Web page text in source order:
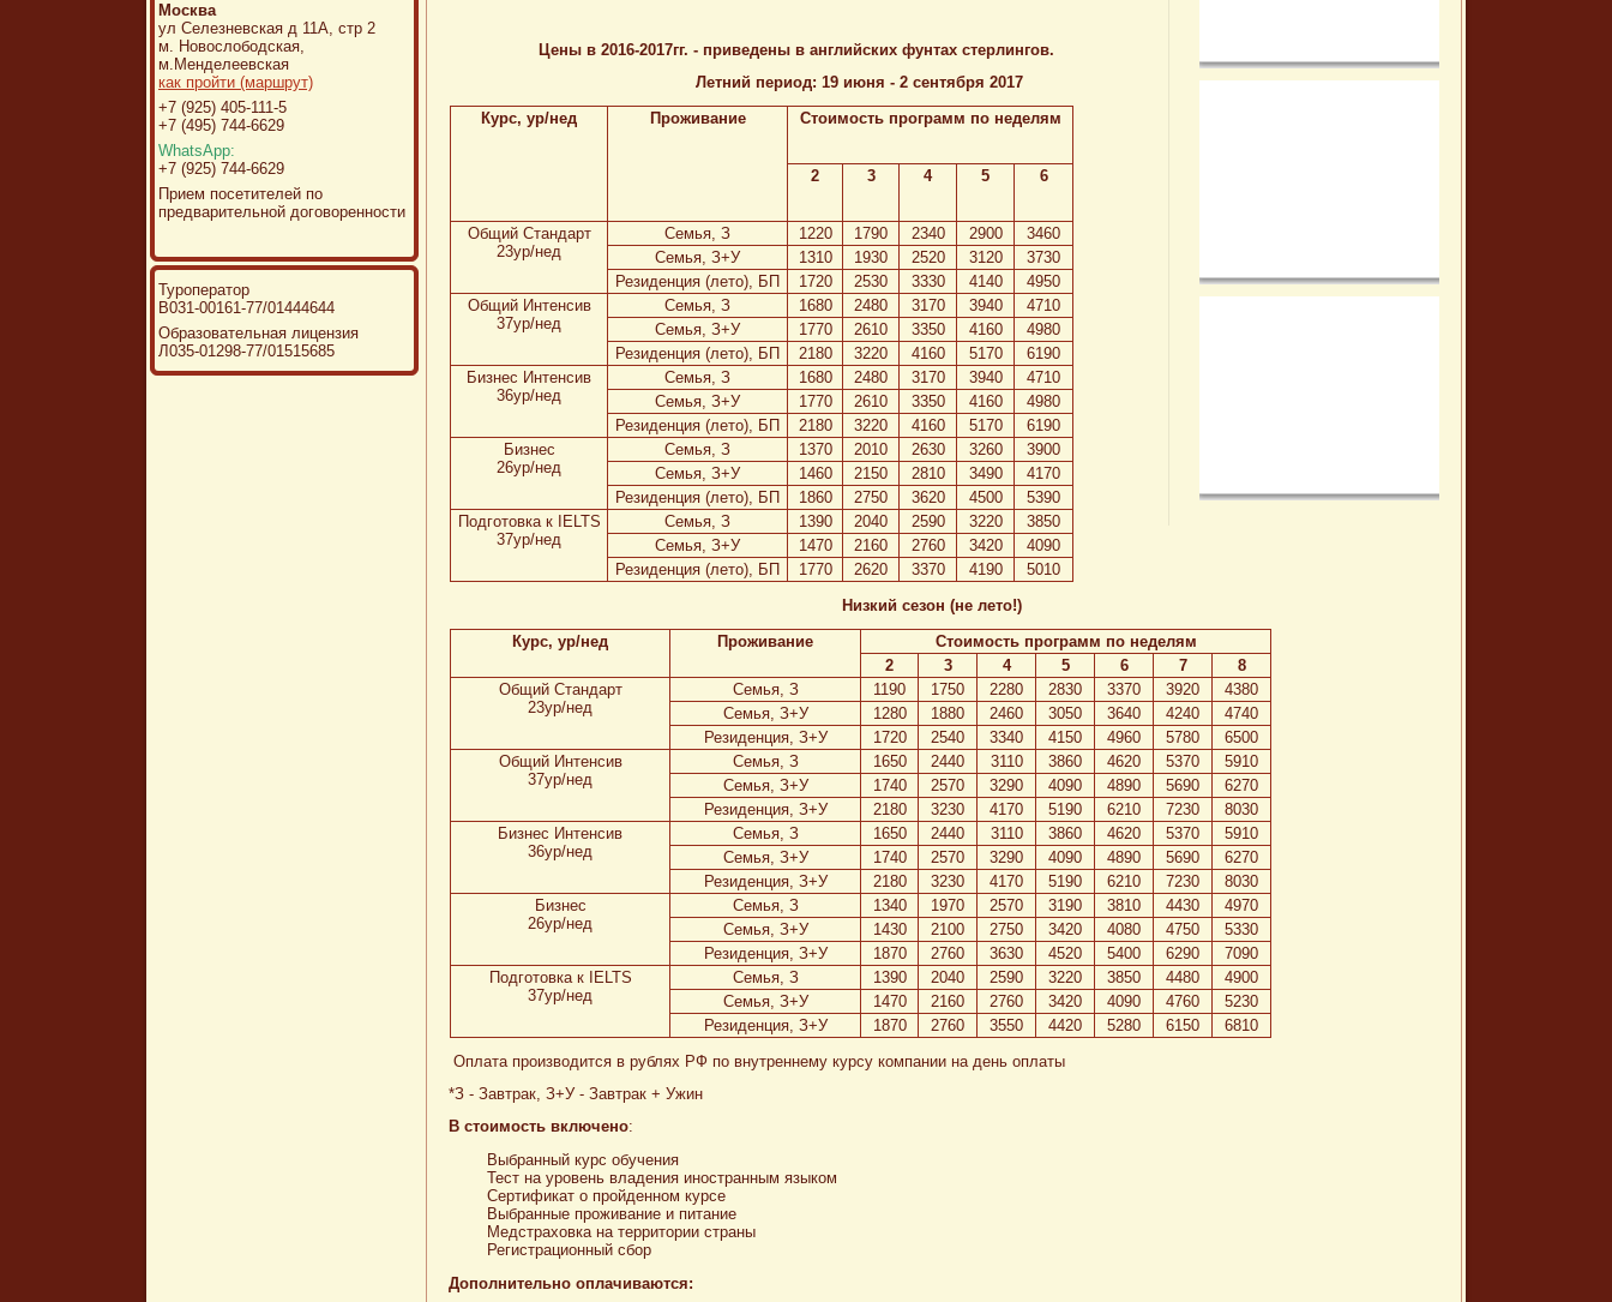
Москва
ул Селезневская д 11А, стр 2
м. Новослободская,
м.Менделеевская
как пройти (маршрут)
+7 (925) 405-111-5
+7 (495) 744-6629
WhatsApp:
+7 (925) 744-6629
Прием посетителей по
предварительной договоренности
Туроператор
В031-00161-77/01444644
Образовательная лицензия
Л035-01298-77/01515685
Цены в 2016-2017гг. - приведены в английских фунтах стерлингов.
Летний период: 19 июня - 2 сентября 2017
Курс, ур/нед
Проживание Стоимость программ по неделям
2 3 4 5 6
Общий Стандарт
23ур/нед
Семья, З 1220 1790 2340 2900
3460
Семья, З+У
1310 1930 2520 3120
3730
Резиденция (лето), БП
1720 2530 3330 4140
4950
Общий Интенсив
37ур/нед
Семья, З 1680 2480 3170 3940
4710
Семья, З+У
1770 2610 3350 4160
4980
Резиденция (лето), БП
2180 3220 4160 5170
6190
Бизнес Интенсив
36ур/нед
Семья, З 1680 2480 3170 3940
4710
Семья, З+У
1770 2610 3350 4160
4980
Резиденция (лето), БП
2180 3220 4160 5170
6190
Бизнес
26ур/нед
Семья, З 1370 2010 2630 3260
3900
Семья, З+У
1460 2150 2810 3490
4170
Резиденция (лето), БП
1860 2750 3620 4500
5390
Подготовка к IELTS
37ур/нед
Семья, З 1390 2040 2590 3220
3850
Семья, З+У
1470 2160 2760 3420
4090
Резиденция (лето), БП
1770 2620 3370 4190
5010
Низкий сезон (не лето!)
Курс, ур/нед
Проживание
Стоимость программ по неделям
2
3 4 5 6 7
8
Общий Стандарт
23ур/нед
Семья, З 1190 1750 2280 2830 3370 3920
4380
Семья, З+У
1280 1880 2460 3050 3640 4240
4740
Резиденция, З+У
1720 2540 3340 4150 4960 5780
6500
Общий Интенсив
37ур/нед
Семья, З 1650 2440 3110 3860 4620 5370
5910
Семья, З+У
1740 2570 3290 4090 4890 5690
6270
Резиденция, З+У
2180 3230 4170 5190 6210 7230
8030
Бизнес Интенсив
36ур/нед
Семья, З 1650 2440 3110 3860 4620 5370
5910
Семья, З+У
1740 2570 3290 4090 4890 5690
6270
Резиденция, З+У
2180 3230 4170 5190 6210 7230
8030
Бизнес
26ур/нед
Семья, З 1340 1970 2570 3190 3810 4430
4970
Семья, З+У
1430 2100 2750 3420 4080 4750
5330
Резиденция, З+У
1870 2760 3630 4520 5400 6290
7090
Подготовка к IELTS
37ур/нед
Семья, З 1390 2040 2590 3220 3850 4480
4900
Семья, З+У
1470 2160 2760 3420 4090 4760
5230
Резиденция, З+У
1870 2760 3550 4420 5280 6150
6810
Оплата производится в рублях РФ по внутреннему курсу компании на день оплаты
*З - Завтрак, З+У - Завтрак + Ужин
В стоимость включено:
Выбранный курс обучения
Тест на уровень владения иностранным языком
Сертификат о пройденном курсе
Выбранные проживание и питание
Медстраховка на территории страны
Регистрационный сбор
Дополнительно оплачиваются: